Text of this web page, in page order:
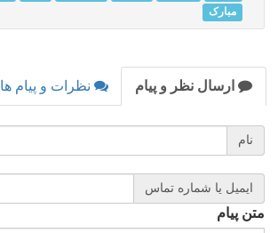
مبارک
ارسال نظر و پیام نظرات و پیام ها
نام
ایمیل یا شماره تماس
متن پیام